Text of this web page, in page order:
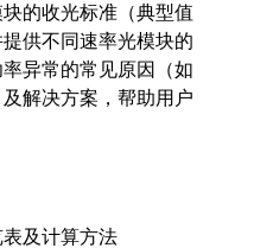
的收光标准（典型值
供不同速率光模块的
异常的常见原因（如
解决方案，帮助用户
及计算方法